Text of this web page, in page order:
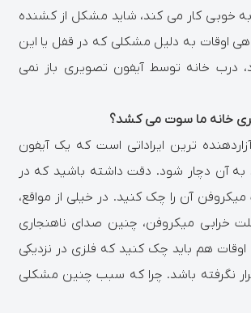
خوبی کار می کند، شاید مشکل از کشنده
اوقات به دلیل مشکلی که در قفل یا این
درب خانه توسط آیفون تصویری باز نمی
خانه ما سوت می کشد؟
ترین ایراداتی است که یک آیفون
به آن دچار شود. دقت داشته باشید که در
میکروفن آن را چک کنید. در خیلی از مواقع،
خرابی میکروفن، چنین صدای ناهنجاری
هم باید چک کنید که فلزی در نزدیکی
نگرفته باشد. چرا که سبب چنین مشکلی